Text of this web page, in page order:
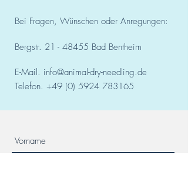
Bei Fragen, Wünschen oder Anregungen:
Bergstr. 21 - 48455 Bad Bentheim
E-Mail. info@animal-dry-needling.de
Telefon. +49 (0) 5924 783165